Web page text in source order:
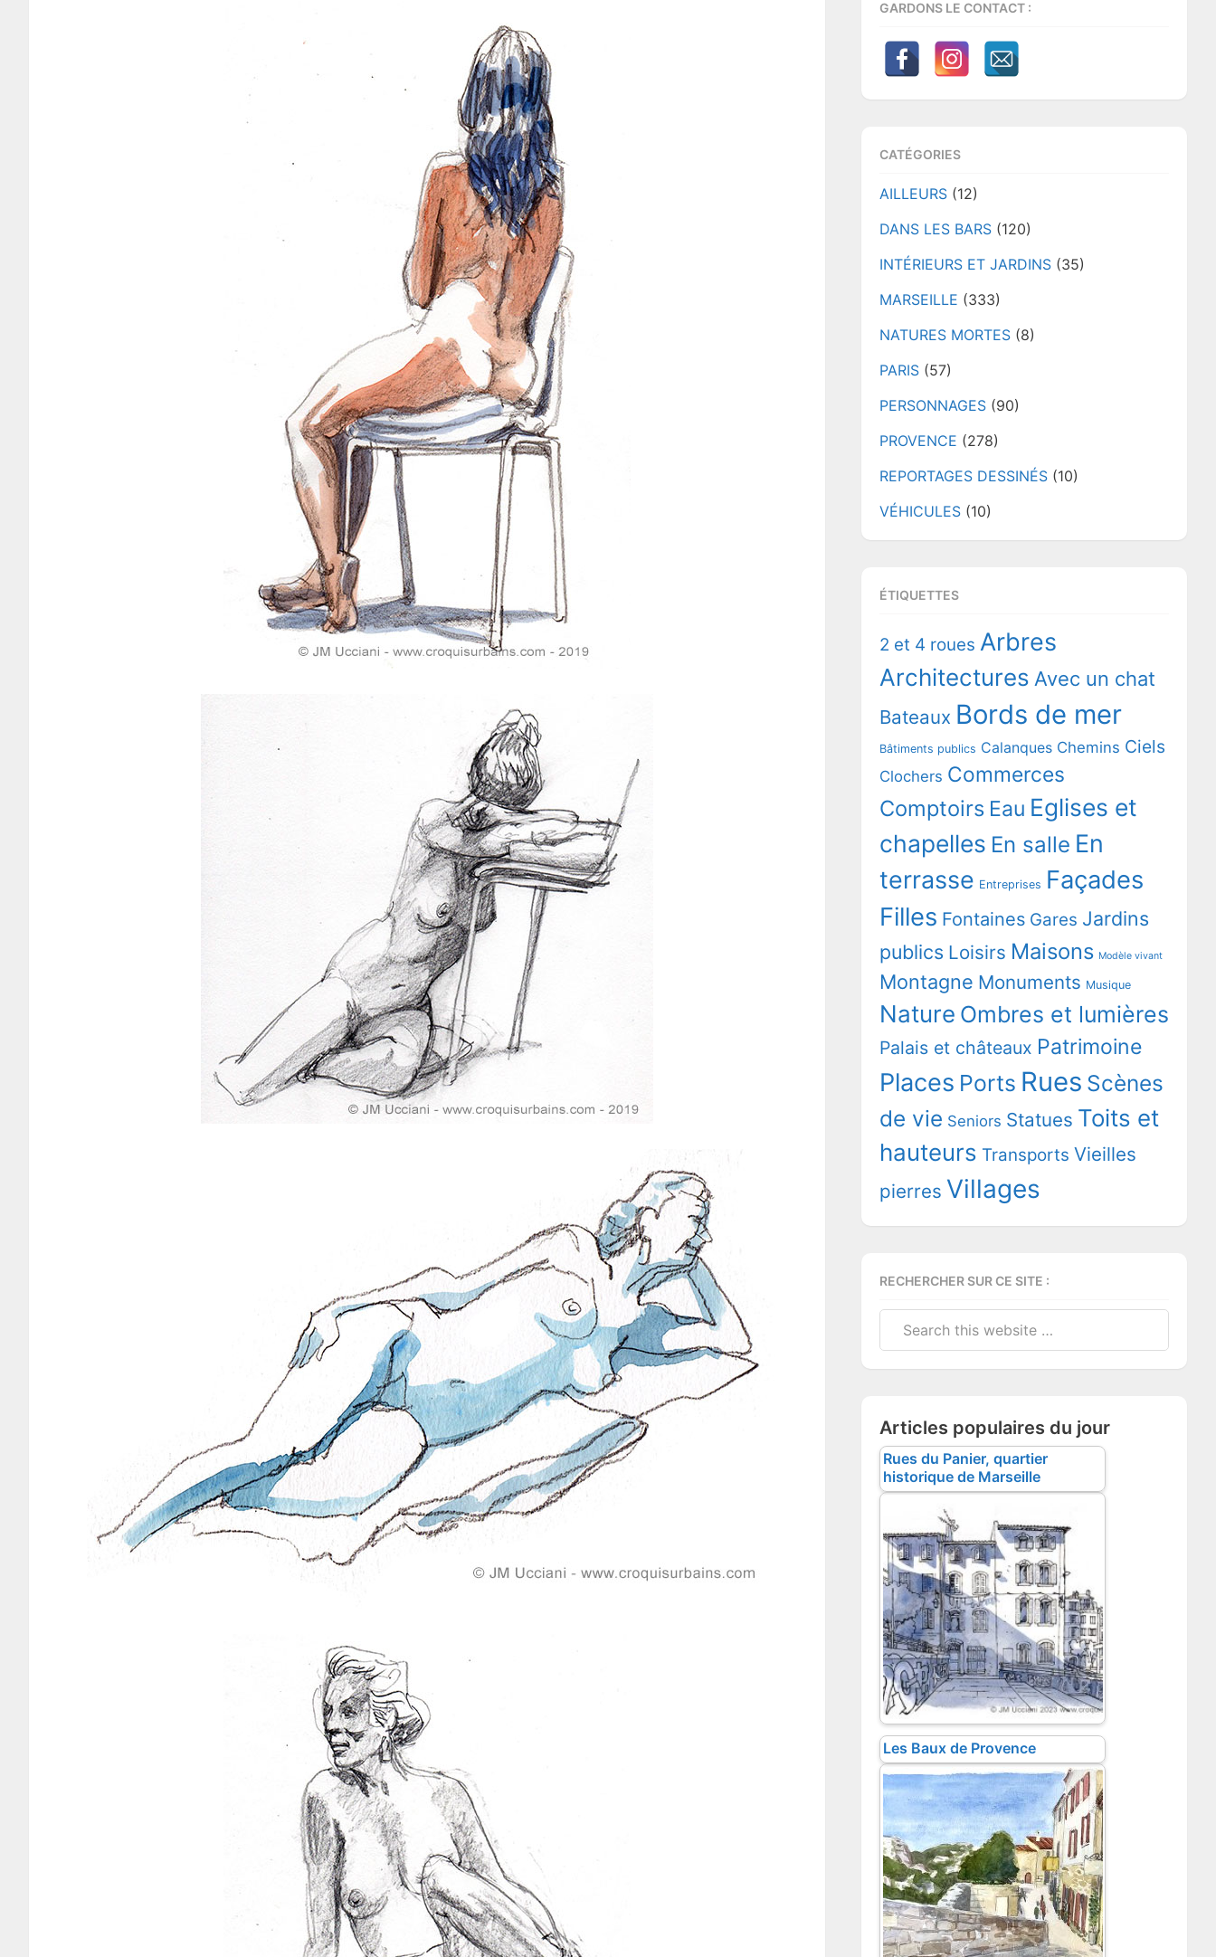
GARDONS LE CONTACT :
CATÉGORIES
AILLEURS (12)
DANS LES BARS (120)
INTÉRIEURS ET JARDINS (35)
MARSEILLE (333)
NATURES MORTES (8)
PARIS (57)
PERSONNAGES (90)
PROVENCE (278)
REPORTAGES DESSINÉS (10)
VÉHICULES (10)
ÉTIQUETTES
2 et 4 roues Arbres
Architectures Avec un chat
Bateaux Bords de mer
Bâtiments publics Calanques Chemins Ciels
Clochers Commerces
Comptoirs Eau Eglises et
chapelles En salle En
terrasse Entreprises Façades
Filles Fontaines Gares Jardins
publics Loisirs Maisons Modèle vivant
Montagne Monuments Musique
Nature Ombres et lumières
Palais et châteaux Patrimoine
Places Ports Rues Scènes
de vie Seniors Statues Toits et
hauteurs Transports Vieilles
pierres Villages
RECHERCHER SUR CE SITE :
Articles populaires du jour
Rues du Panier, quartier
historique de Marseille
Les Baux de Provence